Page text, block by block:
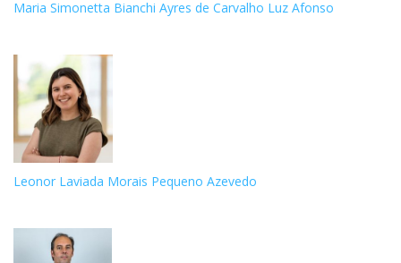
Maria Simonetta Bianchi Ayres de Carvalho Luz Afonso
Leonor Laviada Morais Pequeno Azevedo